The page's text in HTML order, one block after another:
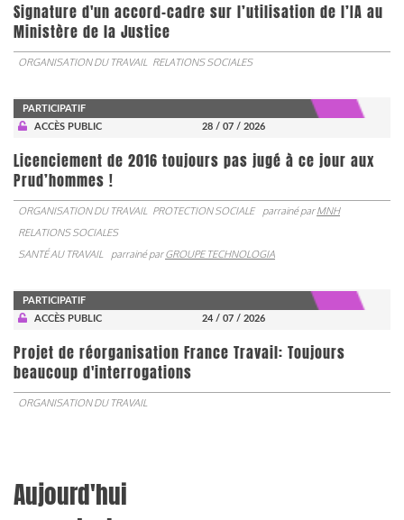
Signature d'un accord-cadre sur l’utilisation de l’IA au
Ministère de la Justice
ORGANISATION DU TRAVAIL RELATIONS SOCIALES
PARTICIPATIF
ACCÈS PUBLIC
28 / 07 / 2026
Licenciement de 2016 toujours pas jugé à ce jour aux
Prud’hommes !
ORGANISATION DU TRAVAIL PROTECTION SOCIALE parrainé parMNH
RELATIONS SOCIALES
SANTÉ AU TRAVAIL
parrainé parGROUPE TECHNOLOGIA
PARTICIPATIF
ACCÈS PUBLIC
24 / 07 / 2026
Projet de réorganisation France Travail: Toujours
beaucoup d'interrogations
ORGANISATION DU TRAVAIL
Aujourd'hui